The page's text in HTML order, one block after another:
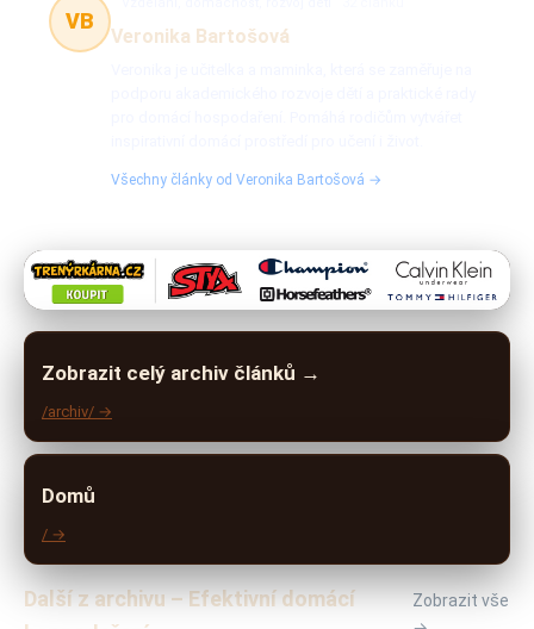
VB
Veronika Bartošová
Všechny články od Veronika Bartošová →
Zobrazit celý archiv článků →
/archiv/ →
Domů
/ →
Další z archivu – Efektivní domácí
Zobrazit vše